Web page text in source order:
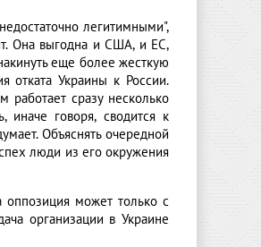
легитимными",
Она выгодна и США, и ЕС,
еще более жесткую
отката Украины к России.
работает сразу несколько
иначе говоря, сводится к
Объяснять очередной
люди из его окружения
может только с
организации в Украине